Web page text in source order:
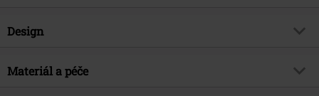
Zboží č.
Brand
Design
Typ výrobku
Materiál a péče